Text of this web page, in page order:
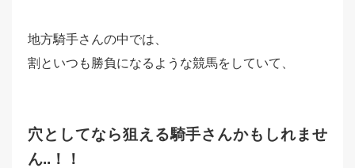
地方騎手さんの中では、
割といつも勝負になるような競馬をしていて、
穴としてなら狙える騎手さんかもしれませ
ん..！！